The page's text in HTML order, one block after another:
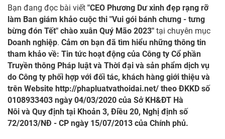
Bạn đang đọc bài viết "CEO Phương Dư xinh đẹp rạng rỡ
làm Ban giám khảo cuộc thi "Vui gói bánh chưng - tưng
bừng đón Tết" chào xuân Quý Mão 2023" tại chuyên mục
Doanh nghiệp. Cảm ơn bạn đã tìm hiểu những thông tin
tham khảo về: Tin tức hoạt động của Công ty Cổ phần
Truyền thông Pháp luật và Thời đại và sản phẩm dịch vụ
do Công ty phối hợp với đối tác, khách hàng giới thiệu và
trên Website http://phapluatvathoidai.net/ theo ĐKKD số
0108933403 ngày 04/03/2020 của Sở KH&ĐT Hà
Nôi và Quy định tại Khoản 3, Điều 20, Nghị định số
72/2013/NĐ - CP ngày 15/07/2013 của Chính phủ.